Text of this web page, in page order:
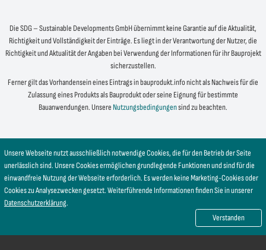
Die SDG – Sustainable Developments GmbH übernimmt keine Garantie auf die Aktualität,
Richtigkeit und Vollständigkeit der Einträge. Es liegt in der Verantwortung der Nutzer, die
Richtigkeit und Aktualität der Angaben bei Verwendung der Informationen für ihr Bauprojekt
sicherzustellen.
Ferner gilt das Vorhandensein eines Eintrags in bauprodukt.info nicht als Nachweis für die
Zulassung eines Produkts als Bauprodukt oder seine Eignung für bestimmte
Bauanwendungen. Unsere Nutzungsbedingungensind zu beachten.
Unsere Webseite nutzt ausschließlich notwendige Cookies, die für den Betrieb der Seite
unerlässlich sind. Unsere Cookies ermöglichen grundlegende Funktionen und sind für die
einwandfreie Nutzung der Webseite erforderlich. Es werden keine Marketing-Cookies oder
Cookies zu Analysezwecken gesetzt. Weiterführende Informationen finden Sie in unserer
Datenschutzerklärung.
Verstanden